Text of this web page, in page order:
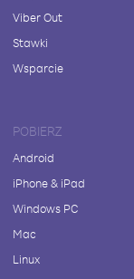
Viber Out
Stawki
Wsparcie
POBIERZ
Android
iPhone & iPad
Windows PC
Mac
Linux